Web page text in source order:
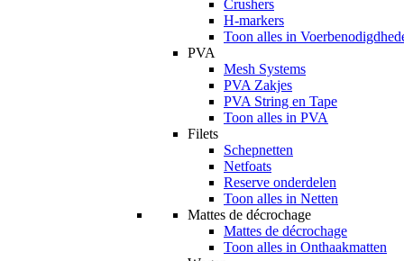
Crushers
H-markers
Toon alles in
PVA
Mesh Systems
PVA Zakjes
PVA String en Tape
Toon alles in PVA
Filets
Schepnetten
Netfoats
Reserve onderdelen
Toon alles in Netten
Mattes de décrochage
Mattes de décrochage
Toon alles in Onthaakmatten